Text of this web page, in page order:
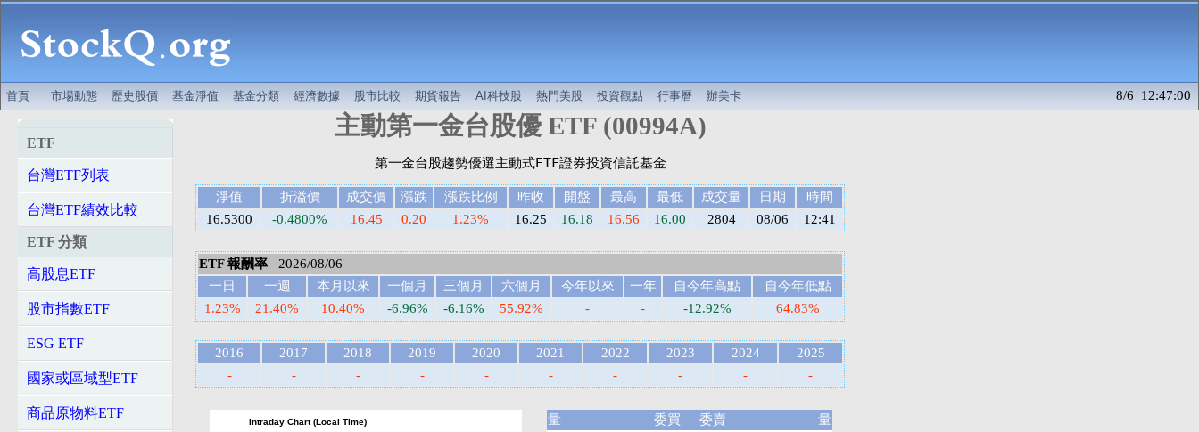
首頁 市場動態 歷史股價 基金淨值 基金分類 經濟數據 股市比較 期貨報告 AI科技股 熱門美股 投資觀點 行事曆 辦美卡 8/6 12:47:00
ETF
台灣ETF列表
台灣ETF績效比較
ETF 分類
高股息ETF
股市指數ETF
ESG ETF
國家或區域型ETF
商品原物料ETF
主動第一金台股優 ETF (00994A)
淨值 折溢價 成交價 漲跌 漲跌比例 昨收 開盤 最高 最低 成交量 日期
時間
16.5300
-0.4800% 16.45 0.20 1.23% 16.25 16.18 16.56 16.00 2804 08/06 12:41
ETF 報酬率 2026/08/06
一日
一週 本月以來 一個月 三個月 六個月 今年以來 一年 自今年高點
自今年低點
1.23%
21.40% 10.40% -6.96% -6.16% 55.92% - - -12.92% 64.83%
2016 2017 2018 2019 2020 2021 2022 2023 2024
2025
-
- - - - - - - - -
Intraday Chart (Local Time) 量 委買 委賣
量